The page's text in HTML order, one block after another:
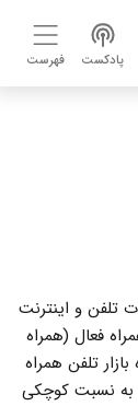
پادکست فهرست
تلفن و اینترنت
فعال (همراه
تلفن همراه
به نسبت کوچکی